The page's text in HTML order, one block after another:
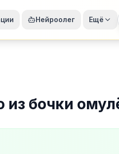
Нейроолег Ещё
бочки